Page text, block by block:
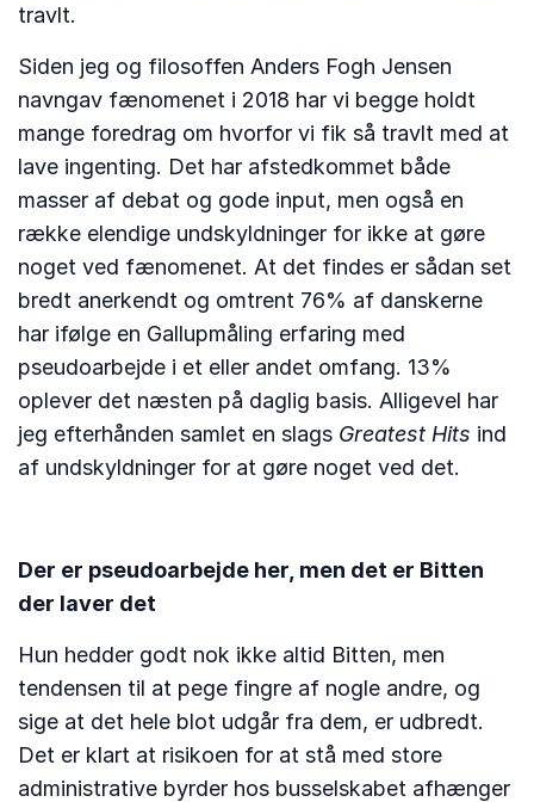
travlt.
Siden jeg og filosoffen Anders Fogh Jensen
navngav fænomenet i 2018 har vi begge holdt
mange foredrag om hvorfor vi fik så travlt med at
lave ingenting. Det har afstedkommet både
masser af debat og gode input, men også en
række elendige undskyldninger for ikke at gøre
noget ved fænomenet. At det findes er sådan set
bredt anerkendt og omtrent 76% af danskerne
har ifølge en Gallupmåling erfaring med
pseudoarbejde i et eller andet omfang. 13%
oplever det næsten på daglig basis. Alligevel har
jeg efterhånden samlet en slags Greatest Hits ind
af undskyldninger for at gøre noget ved det.
Der er pseudoarbejde her, men det er Bitten
der laver det
Hun hedder godt nok ikke altid Bitten, men
tendensen til at pege fingre af nogle andre, og
sige at det hele blot udgår fra dem, er udbredt.
Det er klart at risikoen for at stå med store
administrative byrder hos busselskabet afhænger